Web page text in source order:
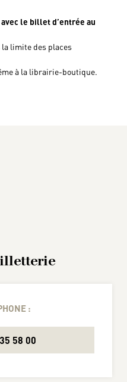
le billet d’entrée au
la limite des places
à la librairie-boutique.
:
58 00